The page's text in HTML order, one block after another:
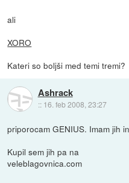
ali
XORO
Kateri so boljši med temi tremi?
Ashrack
:: 16. feb 2008, 23:27
priporocam GENIUS. Imam jih
Kupil sem jih pa na
veleblagovnica.com